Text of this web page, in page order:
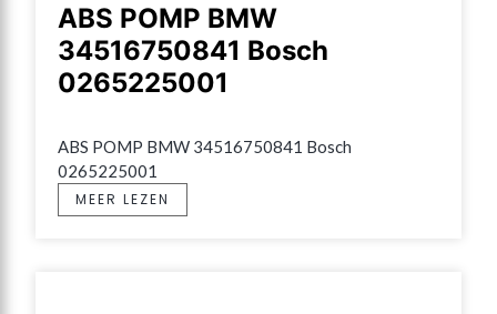
ABS POMP BMW
34516750841 Bosch
0265225001
ABS POMP BMW 34516750841 Bosch
0265225001
MEER LEZEN